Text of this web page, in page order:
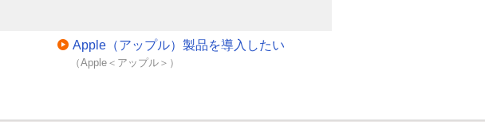
Apple（アップル）製品を導入したい
（Apple＜アップル＞）